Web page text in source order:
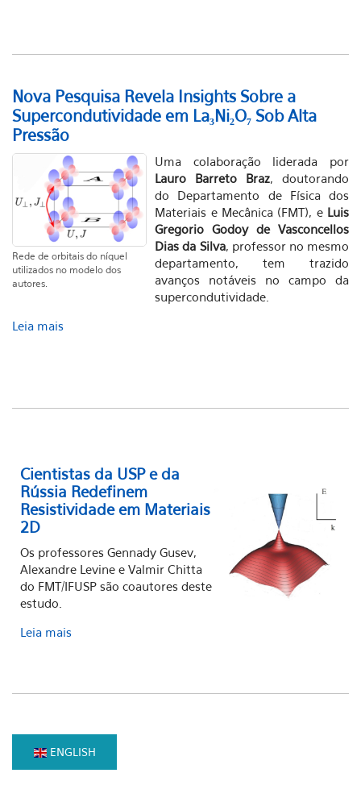
Nova Pesquisa Revela Insights Sobre a
Supercondutividade em La₃Ni₂O₇ Sob Alta
Pressão
Rede de orbitais do níquel
utilizados no modelo dos
autores.
Uma colaboração liderada por
Lauro Barreto Braz, doutorando
do Departamento de Física dos
Materiais e Mecânica (FMT), e Luis
Gregorio Godoy de Vasconcellos
Dias da Silva, professor no mesmo
departamento, tem trazido
avanços notáveis no campo da
supercondutividade.
Leia mais
Cientistas da USP e da
Rússia Redefinem
Resistividade em Materiais
2D
Os professores Gennady Gusev,
Alexandre Levine e Valmir Chitta
do FMT/IFUSP são coautores deste
estudo.
Leia mais
ENGLISH